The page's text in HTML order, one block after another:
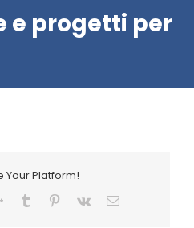
e progetti per
Your Platform!
Google+Tumblr Pinterest
Vk Email